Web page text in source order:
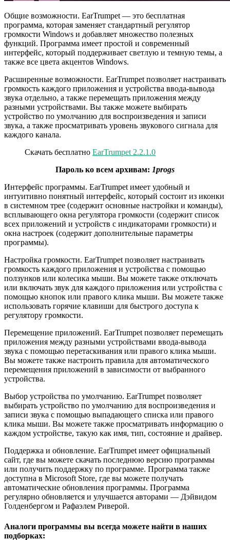
Общие возможности. EarTrumpet — это бесплатная
программа, которая заменяет стандартный регулятор
громкости Windows и добавляет множество полезных
функций. Программа имеет простой и современный
интерфейс, который поддерживает светлую и темную темы, а
также все цвета акцентов Windows.
Расширенные возможности. EarTrumpet позволяет настраивать
громкость каждого приложения и устройства ввода-вывода
звука отдельно, а также перемещать приложения между
разными устройствами. Вы также можете выбирать
устройство по умолчанию для воспроизведения и записи
звука, а также просматривать уровень звукового сигнала для
каждого канала.
Скачать бесплатно EarTrumpet 2.2.1.0
Пароль ко всем архивам: 1progs
Интерфейс программы. EarTrumpet имеет удобный и
интуитивно понятный интерфейс, который состоит из иконки
в системном трее (содержит основные настройки и команды),
всплывающего окна регулятора громкости (содержит список
всех приложений и устройств с индикаторами громкости) и
окна настроек (содержит дополнительные параметры
программы).
Настройка громкости. EarTrumpet позволяет настраивать
громкость каждого приложения и устройства с помощью
ползунков или колесика мыши. Вы можете также отключать
или включать звук для каждого приложения или устройства с
помощью кнопок или правого клика мыши. Вы можете также
использовать горячие клавиши для быстрого доступа к
регулятору громкости.
Перемещение приложений. EarTrumpet позволяет перемещать
приложения между разными устройствами ввода-вывода
звука с помощью перетаскивания или правого клика мыши.
Вы можете также настроить правила для автоматического
перемещения приложений в зависимости от выбранного
устройства.
Выбор устройства по умолчанию. EarTrumpet позволяет
выбирать устройство по умолчанию для воспроизведения и
записи звука с помощью выпадающего списка или правого
клика мыши. Вы можете также просматривать информацию о
каждом устройстве, такую как имя, тип, состояние и драйвер.
Поддержка и обновление. EarTrumpet имеет официальный
сайт, где вы можете скачать последнюю версию программы
или получить поддержку по программе. Программа также
доступна в Microsoft Store, где вы можете получать
автоматические обновления программы. Программа
регулярно обновляется и улучшается авторами — Дэйвидом
Голденбергом и Рафаэлем Риверой.
Аналоги программы вы всегда можете найти в наших
подборках: